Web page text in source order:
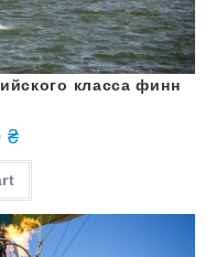
класса финн
₴